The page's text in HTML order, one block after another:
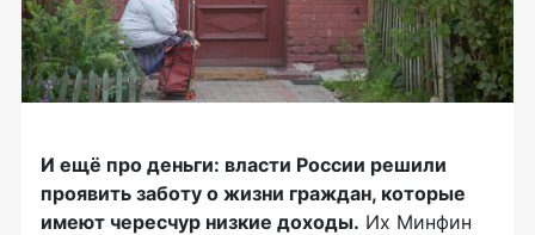
И ещё про деньги: власти России решили
проявить заботу о жизни граждан, которые
имеют чересчур низкие доходы. Их Минфин